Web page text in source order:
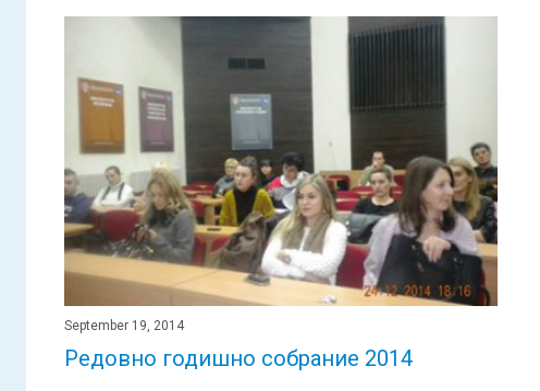
September 19, 2014
Редовно годишно собрание 2014